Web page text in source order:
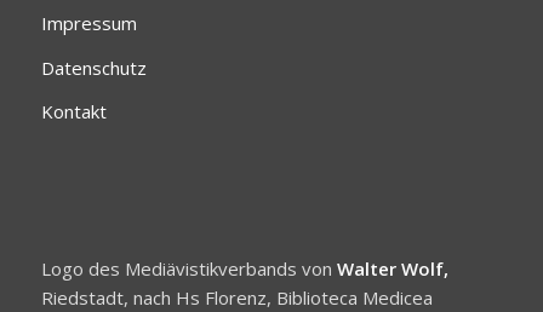
Impressum
Datenschutz
Kontakt
Logo des Mediävistikverbands von Walter Wolf,
Riedstadt, nach Hs Florenz, Biblioteca Medicea